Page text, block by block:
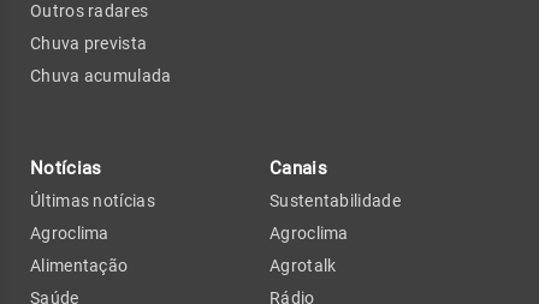
Outros radares
Chuva prevista
Chuva acumulada
Notícias
Últimas notícias
Agroclima
Alimentação
Saúde
Canais
Sustentabilidade
Agroclima
Agrotalk
Rádio